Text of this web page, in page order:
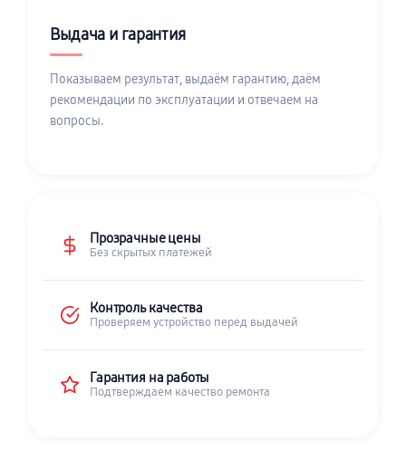
Выдача и гарантия
Показываем результат, выдаём гарантию, даём
рекомендации по эксплуатации и отвечаем на
вопросы.
Прозрачные цены
Без скрытых платежей
Контроль качества
Проверяем устройство перед выдачей
Гарантия на работы
Подтверждаем качество ремонта